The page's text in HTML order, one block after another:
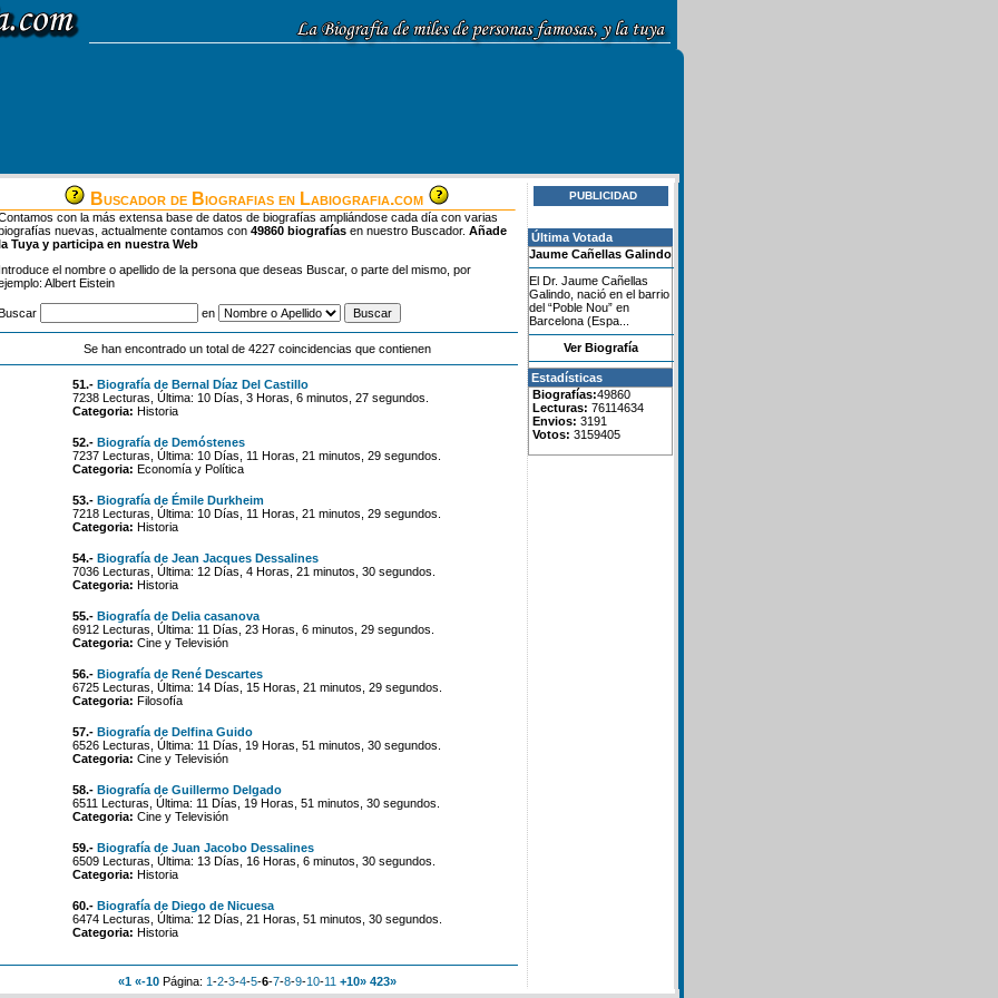
Buscador de Biografias en Labiografia.com
con la más extensa base de datos de biografías ampliándose cada día con varias
nuevas, actualmente contamos con 49860 biografías en nuestro Buscador. Añade
Tuya y participa en nuestra Web
Introduce el nombre o apellido de la persona que deseas Buscar, o parte del mismo, por
Albert Eistein
en
Se han encontrado un total de 4227 coincidencias que contienen
51.- Biografía de Bernal Díaz Del Castillo
7238 Lecturas, Última: 10 Días, 3 Horas, 6 minutos, 27 segundos.
Categoria: Historia
52.- Biografía de Demóstenes
7237 Lecturas, Última: 10 Días, 11 Horas, 21 minutos, 29 segundos.
Categoria: Economía y Política
53.- Biografía de Émile Durkheim
7218 Lecturas, Última: 10 Días, 11 Horas, 21 minutos, 29 segundos.
Categoria: Historia
54.- Biografía de Jean Jacques Dessalines
7036 Lecturas, Última: 12 Días, 4 Horas, 21 minutos, 30 segundos.
Categoria: Historia
55.- Biografía de Delia casanova
6912 Lecturas, Última: 11 Días, 23 Horas, 6 minutos, 29 segundos.
Categoria: Cine y Televisión
56.- Biografía de René Descartes
6725 Lecturas, Última: 14 Días, 15 Horas, 21 minutos, 29 segundos.
Categoria: Filosofía
57.- Biografía de Delfina Guido
6526 Lecturas, Última: 11 Días, 19 Horas, 51 minutos, 30 segundos.
Categoria: Cine y Televisión
58.- Biografía de Guillermo Delgado
6511 Lecturas, Última: 11 Días, 19 Horas, 51 minutos, 30 segundos.
Categoria: Cine y Televisión
59.- Biografía de Juan Jacobo Dessalines
6509 Lecturas, Última: 13 Días, 16 Horas, 6 minutos, 30 segundos.
Categoria: Historia
60.- Biografía de Diego de Nicuesa
6474 Lecturas, Última: 12 Días, 21 Horas, 51 minutos, 30 segundos.
Categoria: Historia
«1 «-10 Página: 1-2-3-4-5-6-7-8-9-10-11 +10» 423»
PUBLICIDAD
Última Votada
Jaume Cañellas Galindo
El Dr. Jaume Cañellas
Galindo, nació en el barrio
del “Poble Nou” en
Barcelona (Espa...
Ver Biografía
Estadísticas
Biografías:49860
Lecturas: 76114634
Envios: 3191
Votos: 3159405